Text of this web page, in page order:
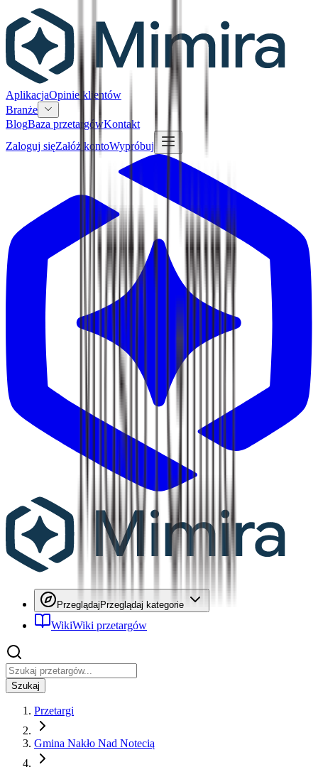
AplikacjaOpinie klientów
Branże
BlogBaza przetargówKontakt
Zaloguj sięZałóż kontoWypróbuj
PrzeglądajPrzeglądaj kategorie
WikiWiki przetargów
Szukaj
Przetargi
Gmina Nakło Nad Notecią